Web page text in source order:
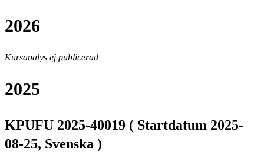
2026
Kursanalys ej publicerad
2025
KPUFU 2025-40019 ( Startdatum 2025-
08-25, Svenska )